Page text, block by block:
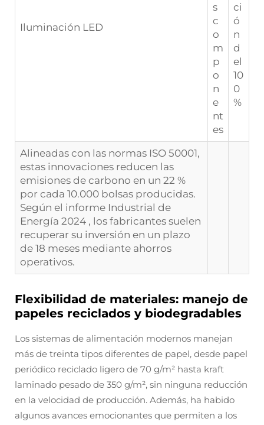
Iluminación LED
s
c
o
m
p
o
n
e
nt
es
ci
ó
n
d
el
10
0
%
Alineadas con las normas ISO 50001,
estas innovaciones reducen las
emisiones de carbono en un 22 %
por cada 10.000 bolsas producidas.
Según el informe Industrial de
Energía 2024 , los fabricantes suelen
recuperar su inversión en un plazo
de 18 meses mediante ahorros
operativos.
Flexibilidad de materiales: manejo de
papeles reciclados y biodegradables
Los sistemas de alimentación modernos manejan
más de treinta tipos diferentes de papel, desde papel
periódico reciclado ligero de 70 g/m² hasta kraft
laminado pesado de 350 g/m², sin ninguna reducción
en la velocidad de producción. Además, ha habido
algunos avances emocionantes que permiten a los